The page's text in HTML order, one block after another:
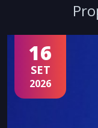
16
SET
2026